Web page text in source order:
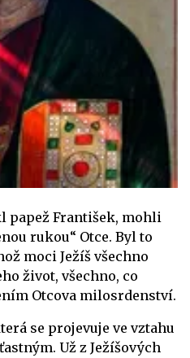
papež František, mohli
rukou“ Otce. Byl to
moci Ježíš všechno
život, všechno, co
Otcova milosrdenství.
se projevuje ve vztahu
Už z Ježíšových